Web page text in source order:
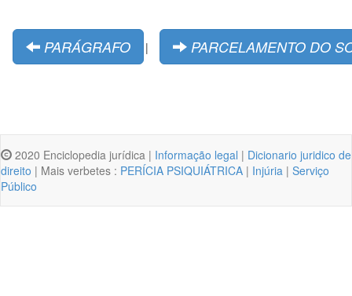
PARÁGRAFO | PARCELAMENTO DO
2020 Enciclopedia jurídica | Informação legal | Dicionario juridico de
direito | Mais verbetes : PERÍCIA PSIQUIÁTRICA | Injúria | Serviço
Público